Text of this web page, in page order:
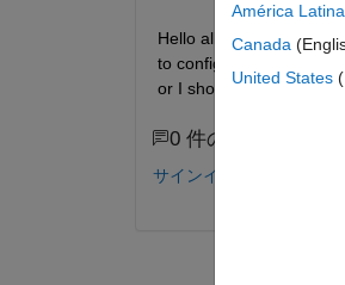
Hello all I need help
to config the eNodeB I
or I should use another
0 件のコメント
サインインしてコメント
América Latina
Canada
United States